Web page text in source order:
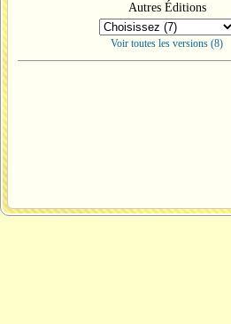
Autres Éditions
Voir toutes les versions (8)